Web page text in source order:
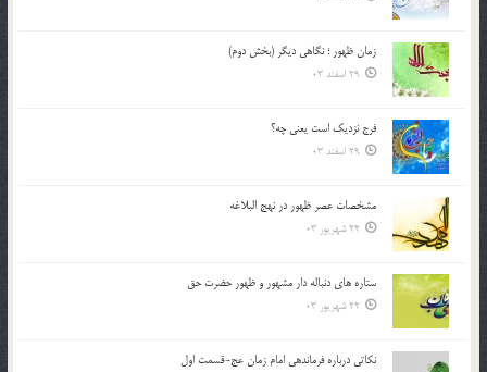
زمان ظهور ؛ نگاهی دیگر (بخش دوم)
29 اسفند 03
فرج نزدیک است یعنی چه؟
29 اسفند 03
مشخصات عصر ظهور در نهج البلاغه
22 شهریور 03
ستاره های دنباله دار مشهور و ظهور حضرت حق
22 شهریور 03
نکاتى درباره فرماندهى امام زمان عج-قسمت اول